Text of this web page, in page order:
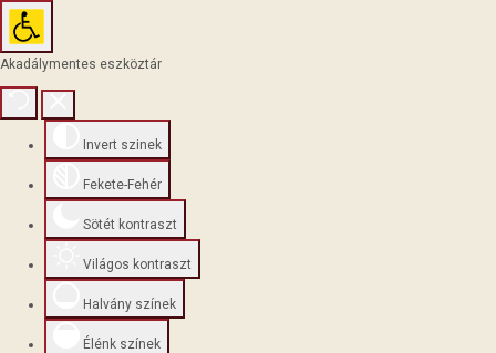
Akadálymentes eszköztár
Invert szinek
Fekete-Fehér
Sötét kontraszt
Világos kontraszt
Halvány színek
Élénk színek